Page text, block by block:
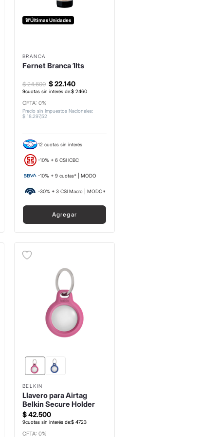
🚨Últimas Unidades
BRANCA
Fernet Branca 1lts
$22.140
$ 24.600
9cuotas sin interés de:$ 2460
CFTA: 0%
Precio sin Impuestos Nacionales:
$ 18.297,52
12 cuotas sin interés
-10% + 6 CSI ICBC
-10% + 9 cuotas* | MODO
-30% + 3 CSI Macro | MODO*
Agregar
BELKIN
Llavero para Airtag
Belkin Secure Holder
$42.500
9cuotas sin interés de:$ 4723
CFTA: 0%